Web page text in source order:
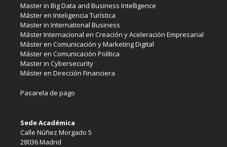
Master in Big Data and Business Intelligence
Máster en Inteligencia Turística
Master in International Business
Máster Internacional en Creación y Aceleración Empresarial
Máster en Comunicación y Marketing Digital
Máster en Comunicación Política
Master in Cybersecurity
Máster en Dirección Financiera
Pasarela de pago
Sede Académica
Calle Núñez Morgado 5
28036 Madrid